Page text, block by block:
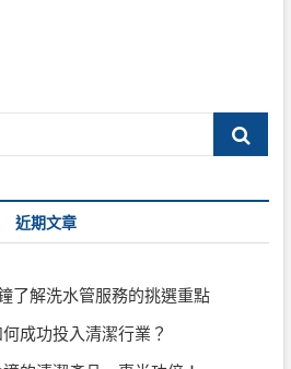
Search
近期文章
了解洗水管服務的挑選重點
成功投入清潔行業？